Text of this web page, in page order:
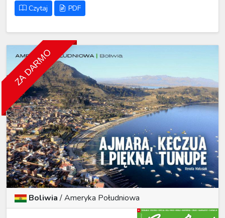
Czytaj PDF
ZA DARMO
Boliwia/Ameryka Południowa